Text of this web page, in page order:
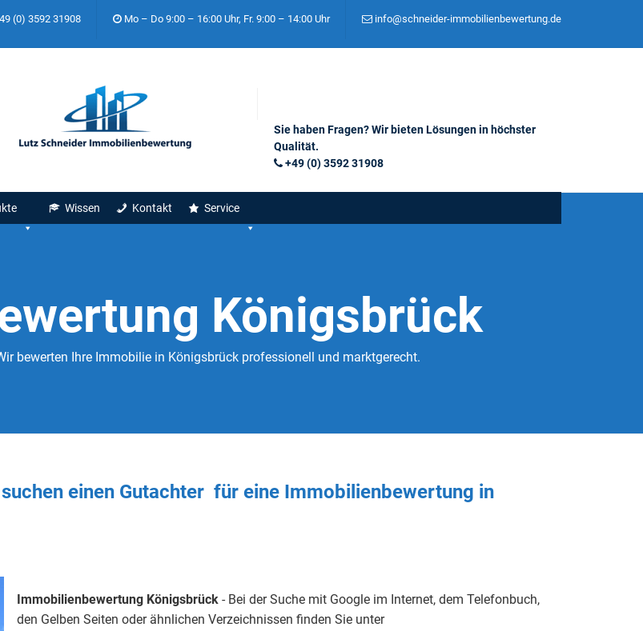
(0) 3592 31908 Mo – Do 9:00 – 16:00 Uhr, Fr. 9:00 – 14:00 Uhr info@schneider-immobilienbewertung.de
Sie haben Fragen? Wir bieten Lösungen in höchster
Qualität.
+49 (0) 3592 31908
Wissen Kontakt Service
Königsbrück
bewerten Ihre Immobilie in Königsbrück professionell und marktgerecht.
suchen einen Gutachter für eine Immobilienbewertung in
Immobilienbewertung Königsbrück- Bei der Suche mit Google im Internet, dem Telefonbuch,
den Gelben Seiten oder ähnlichen Verzeichnissen finden Sie unter